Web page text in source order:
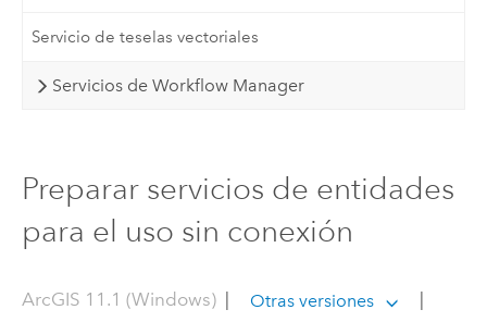
Servicio de teselas vectoriales
Servicios de Workflow Manager
Preparar servicios de entidades
para el uso sin conexión
ArcGIS 11.1 (Windows)| Otras versiones